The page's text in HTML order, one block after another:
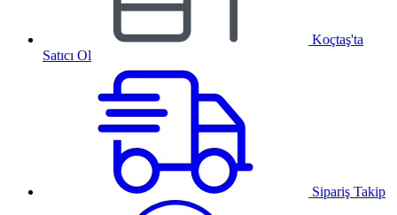
Koçtaş'ta
Satıcı Ol
Sipariş Takip